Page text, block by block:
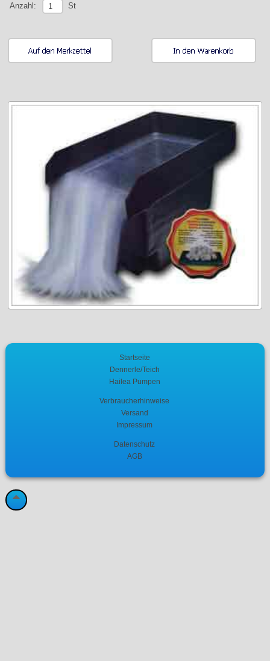
Anzahl: St
Startseite
Dennerle/Teich
Hailea Pumpen
Verbraucherhinweise
Versand
Impressum
Datenschutz
AGB